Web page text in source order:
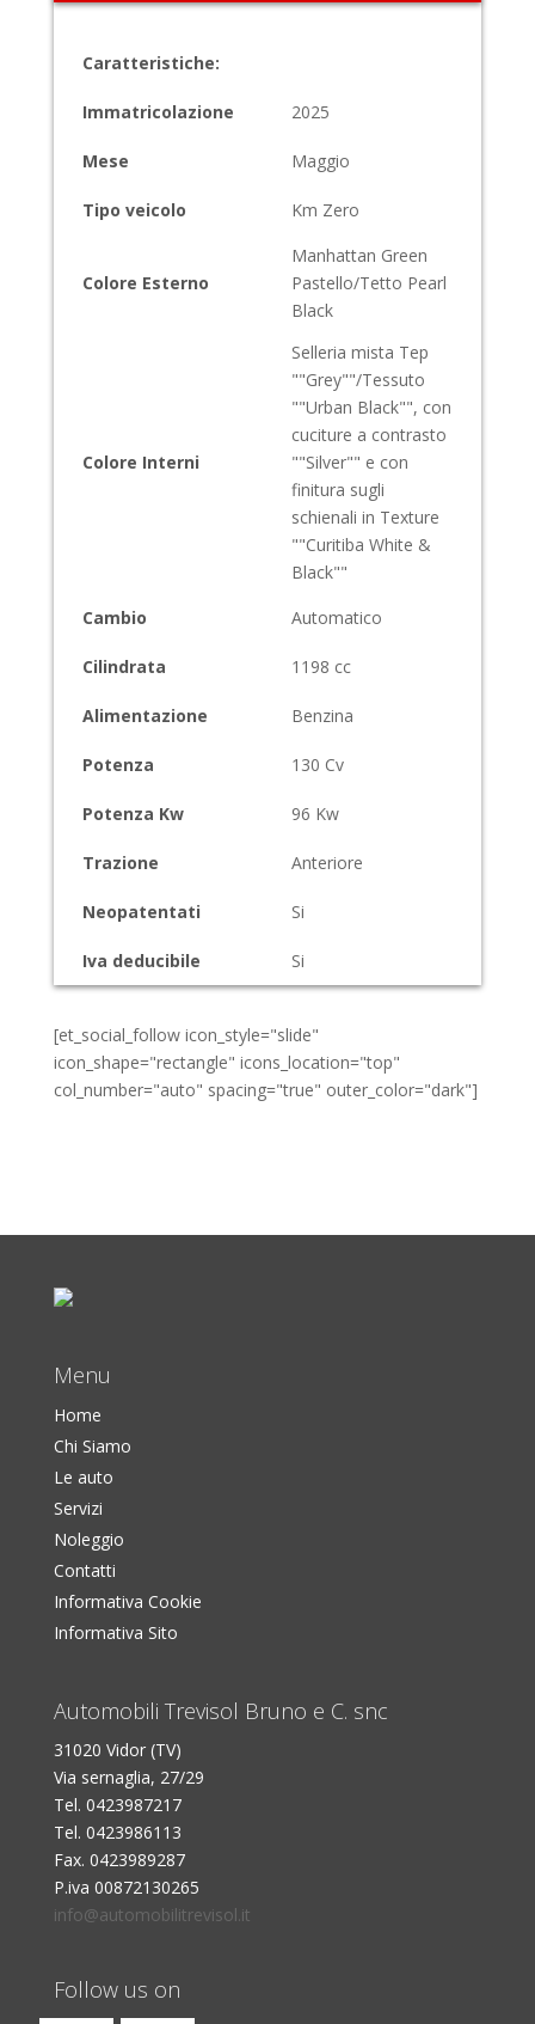
Caratteristiche:
Immatricolazione 2025
Mese Maggio
Tipo veicolo Km Zero
Colore Esterno
Manhattan Green
Pastello/Tetto Pearl
Black
Colore Interni
Selleria mista Tep
""Grey""/Tessuto
""Urban Black"", con
cuciture a contrasto
""Silver"" e con
finitura sugli
schienali in Texture
""Curitiba White &
Black""
Cambio
Automatico
Cilindrata 1198 cc
Alimentazione Benzina
Potenza 130 Cv
Potenza Kw 96 Kw
Trazione Anteriore
Neopatentati Si
Iva deducibile Si
[et_social_follow icon_style="slide"
icon_shape="rectangle" icons_location="top"
col_number="auto" spacing="true" outer_color="dark"]
Menu
Home
Chi Siamo
Le auto
Servizi
Noleggio
Contatti
Informativa Cookie
Informativa Sito
Automobili Trevisol Bruno e C. snc
31020 Vidor (TV)
Via sernaglia, 27/29
Tel. 0423987217
Tel. 0423986113
Fax. 0423989287
P.iva 00872130265
info@automobilitrevisol.it
Follow us on